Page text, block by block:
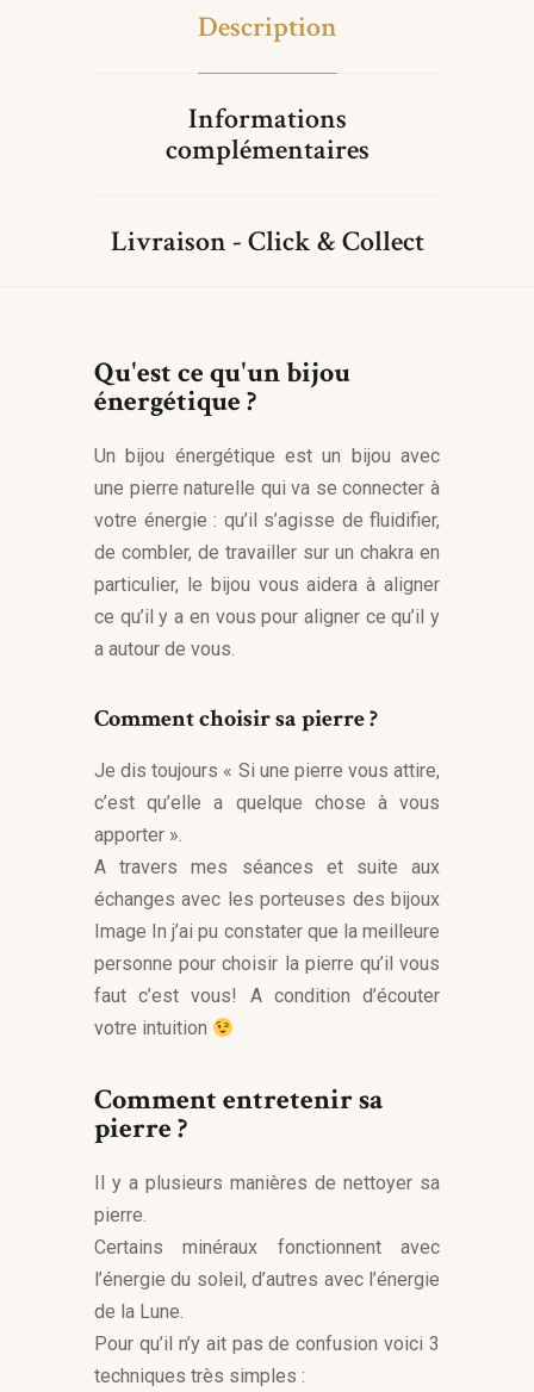
Description
Informations
complémentaires
Livraison - Click & Collect
Qu'est ce qu'un bijou
énergétique ?
Un bijou énergétique est un bijou avec
une pierre naturelle qui va se connecter à
votre énergie : qu’il s’agisse de fluidifier,
de combler, de travailler sur un chakra en
particulier, le bijou vous aidera à aligner
ce qu’il y a en vous pour aligner ce qu’il y
a autour de vous.
Comment choisir sa pierre ?
Je dis toujours « Si une pierre vous attire,
c’est qu’elle a quelque chose à vous
apporter ».
A travers mes séances et suite aux
échanges avec les porteuses des bijoux
Image In j’ai pu constater que la meilleure
personne pour choisir la pierre qu’il vous
faut c’est vous! A condition d’écouter
votre intuition
Comment entretenir sa
pierre ?
Il y a plusieurs manières de nettoyer sa
pierre.
Certains minéraux fonctionnent avec
l’énergie du soleil, d’autres avec l’énergie
de la Lune.
Pour qu’il n’y ait pas de confusion voici 3
techniques très simples :